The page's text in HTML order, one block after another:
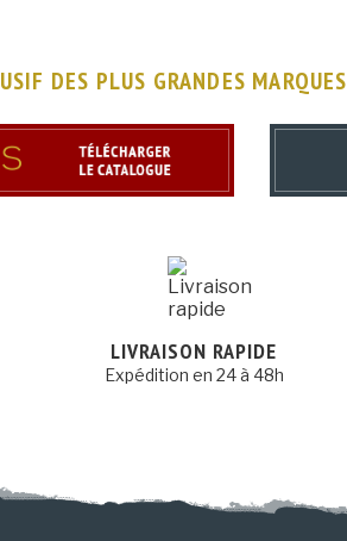
DES PLUS GRANDES MARQUES
LIVRAISON RAPIDE
Expédition en 24 à 48h